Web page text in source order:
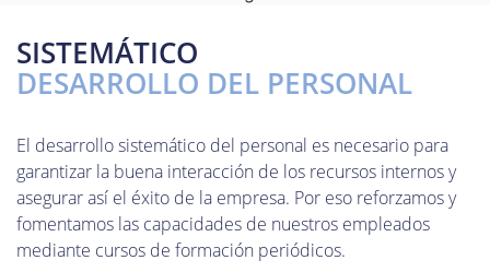
SISTEMÁTICO
DESARROLLO DEL PERSONAL
El desarrollo sistemático del personal es necesario para
garantizar la buena interacción de los recursos internos y
asegurar así el éxito de la empresa. Por eso reforzamos y
fomentamos las capacidades de nuestros empleados
mediante cursos de formación periódicos.